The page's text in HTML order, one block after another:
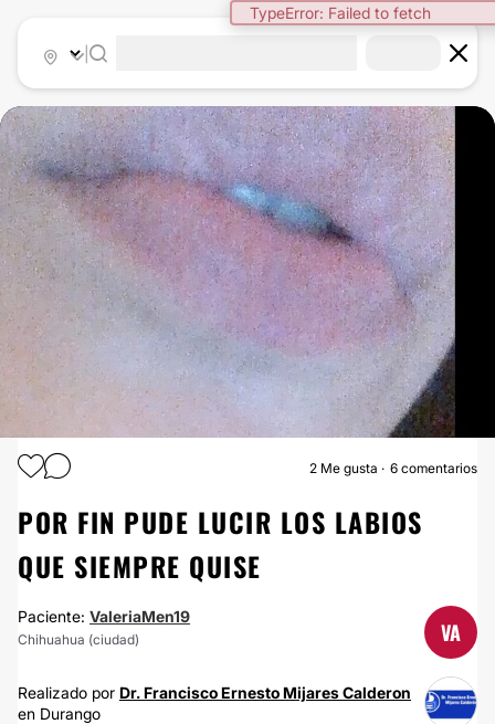
TypeError: Failed to fetch
AUMENTO DE LABIOS
2 Me gusta 6 comentarios
POR FIN PUDE LUCIR LOS LABIOS
QUE SIEMPRE QUISE
Paciente: ValeriaMen19
Chihuahua (ciudad) VA
Realizado por Dr. Francisco Ernesto Mijares Calderon
en Durango